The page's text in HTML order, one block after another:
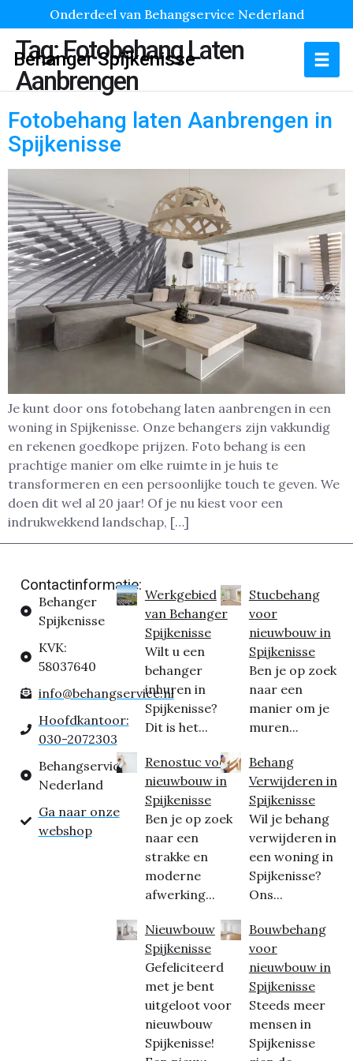
Onderdeel van Behangservice Nederland
Behanger Spijkenisse
Tag:Fotobehang Laten
Aanbrengen
Fotobehang laten Aanbrengen in
Spijkenisse
Je kunt door ons fotobehang laten aanbrengen in een
woning in Spijkenisse. Onze behangers zijn vakkundig
en rekenen goedkope prijzen. Foto behang is een
prachtige manier om elke ruimte in je huis te
transformeren en een persoonlijke touch te geven. We
doen dit wel al 20 jaar! Of je nu kiest voor een
indrukwekkend landschap, […]
Contactinformatie:
Behanger
Spijkenisse
KVK:
58037640
info@behangservice.nl
Hoofdkantoor:
030-2072303
Behangservice
Nederland
Ga naar onze
webshop
Werkgebied
van Behanger
Spijkenisse
Wilt u een
behanger
inhuren in
Spijkenisse?
Dit is het...
Renostuc voor
nieuwbouw in
Spijkenisse
Ben je op zoek
naar een
strakke en
moderne
afwerking...
Nieuwbouw
Spijkenisse
Gefeliciteerd
met je bent
uitgeloot voor
nieuwbouw
Spijkenisse!
Stucbehang
voor
nieuwbouw in
Spijkenisse
Ben je op zoek
naar een
manier om je
muren...
Behang
Verwijderen in
Spijkenisse
Wil je behang
verwijderen in
een woning in
Spijkenisse?
Ons...
Bouwbehang
voor
nieuwbouw in
Spijkenisse
Steeds meer
mensen in
Spijkenisse